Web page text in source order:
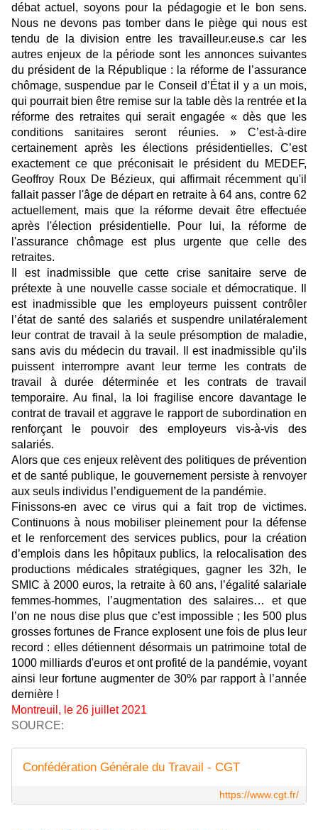
débat actuel, soyons pour la pédagogie et le bon sens.
Nous ne devons pas tomber dans le piège qui nous est
tendu de la division entre les travailleur.euse.s car les
autres enjeux de la période sont les annonces suivantes
du président de la République : la réforme de l’assurance
chômage, suspendue par le Conseil d’État il y a un mois,
qui pourrait bien être remise sur la table dès la rentrée et la
réforme des retraites qui serait engagée « dès que les
conditions sanitaires seront réunies. » C’est-à-dire
certainement après les élections présidentielles. C’est
exactement ce que préconisait le président du MEDEF,
Geoffroy Roux De Bézieux, qui affirmait récemment qu'il
fallait passer l'âge de départ en retraite à 64 ans, contre 62
actuellement, mais que la réforme devait être effectuée
après l'élection présidentielle. Pour lui, la réforme de
l'assurance chômage est plus urgente que celle des
retraites.
Il est inadmissible que cette crise sanitaire serve de
prétexte à une nouvelle casse sociale et démocratique. Il
est inadmissible que les employeurs puissent contrôler
l’état de santé des salariés et suspendre unilatéralement
leur contrat de travail à la seule présomption de maladie,
sans avis du médecin du travail. Il est inadmissible qu’ils
puissent interrompre avant leur terme les contrats de
travail à durée déterminée et les contrats de travail
temporaire. Au final, la loi fragilise encore davantage le
contrat de travail et aggrave le rapport de subordination en
renforçant le pouvoir des employeurs vis-à-vis des
salariés.
Alors que ces enjeux relèvent des politiques de prévention
et de santé publique, le gouvernement persiste à renvoyer
aux seuls individus l’endiguement de la pandémie.
Finissons-en avec ce virus qui a fait trop de victimes.
Continuons à nous mobiliser pleinement pour la défense
et le renforcement des services publics, pour la création
d’emplois dans les hôpitaux publics, la relocalisation des
productions médicales stratégiques, gagner les 32h, le
SMIC à 2000 euros, la retraite à 60 ans, l’égalité salariale
femmes-hommes, l’augmentation des salaires… et que
l’on ne nous dise plus que c’est impossible ; les 500 plus
grosses fortunes de France explosent une fois de plus leur
record : elles détiennent désormais un patrimoine total de
1000 milliards d'euros et ont profité de la pandémie, voyant
ainsi leur fortune augmenter de 30% par rapport à l’année
dernière !
Montreuil, le 26 juillet 2021
SOURCE:
Confédération Générale du Travail - CGT
https://www.cgt.fr/